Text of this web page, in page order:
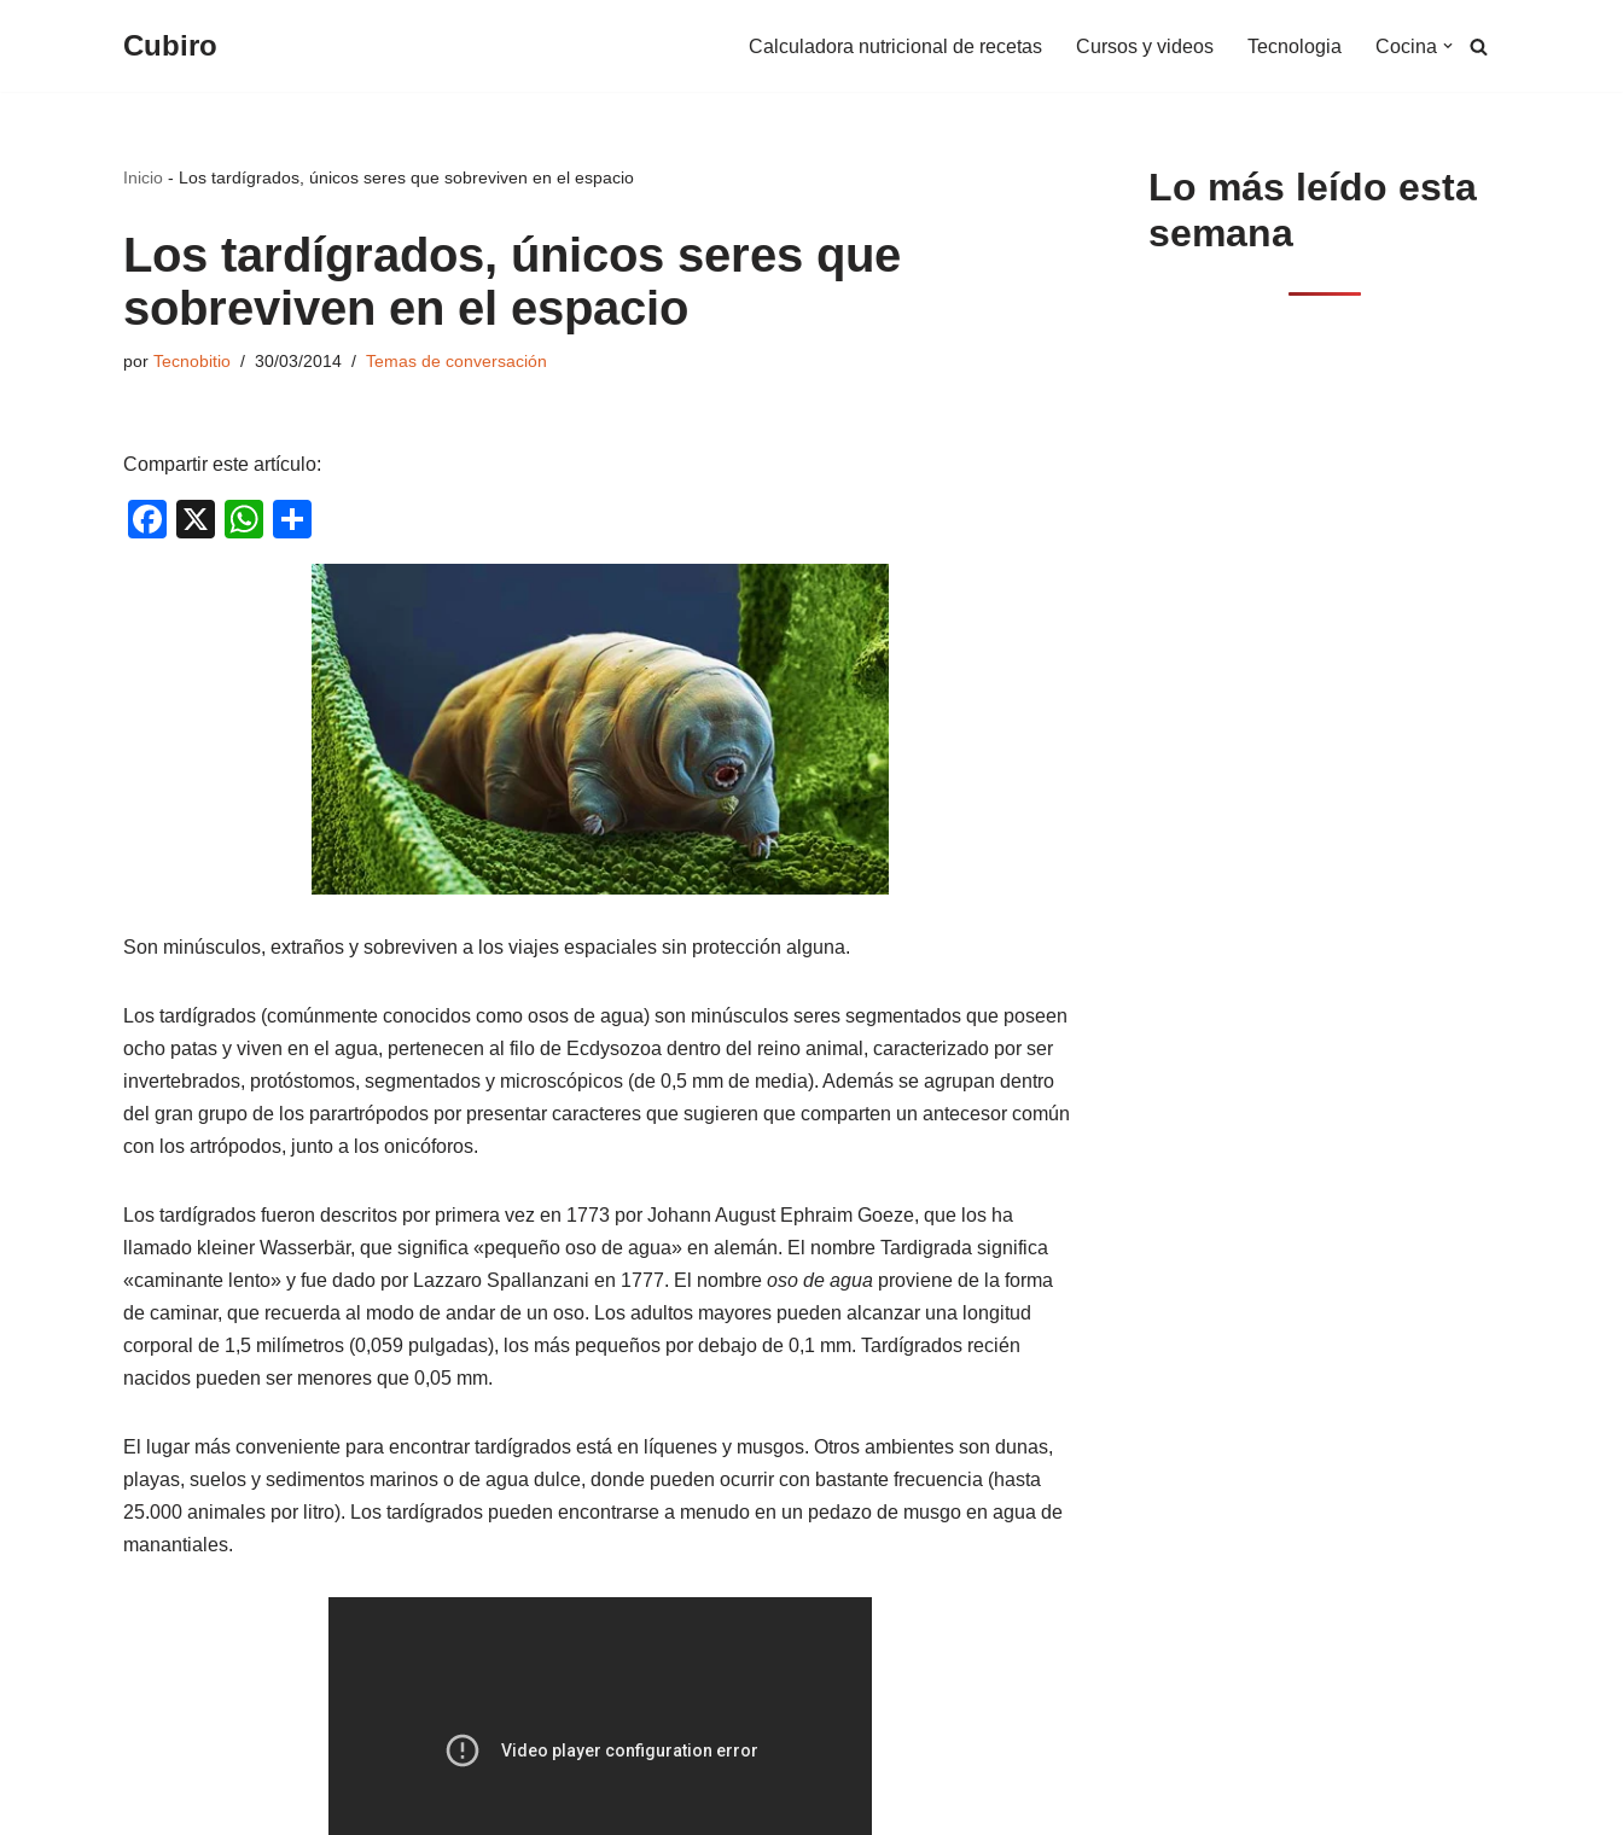
Cubiro Calculadora nutricional de recetas Cursos y videos Tecnologia Cocina
Inicio - Los tardígrados, únicos seres que sobreviven en el espacio
Los tardígrados, únicos seres que
sobreviven en el espacio
por Tecnobitio 30/03/2014 Temas de conversación
Compartir este artículo:
F
X
W
o
m
p
ar
tir
Son minúsculos, extraños y sobreviven a los viajes espaciales sin protección alguna.
Los tardígrados (comúnmente conocidos como osos de agua) son minúsculos seres segmentados que poseen
ocho patas y viven en el agua, pertenecen al filo de Ecdysozoa dentro del reino animal, caracterizado por ser
invertebrados, protóstomos, segmentados y microscópicos (de 0,5 mm de media). Además se agrupan dentro
del gran grupo de los parartrópodos por presentar caracteres que sugieren que comparten un antecesor común
con los artrópodos, junto a los onicóforos.
Los tardígrados fueron descritos por primera vez en 1773 por Johann August Ephraim Goeze, que los ha
llamado kleiner Wasserbär, que significa «pequeño oso de agua» en alemán. El nombre Tardigrada significa
«caminante lento» y fue dado por Lazzaro Spallanzani en 1777. El nombre oso de agua proviene de la forma
de caminar, que recuerda al modo de andar de un oso. Los adultos mayores pueden alcanzar una longitud
corporal de 1,5 milímetros (0,059 pulgadas), los más pequeños por debajo de 0,1 mm. Tardígrados recién
nacidos pueden ser menores que 0,05 mm.
El lugar más conveniente para encontrar tardígrados está en líquenes y musgos. Otros ambientes son dunas,
playas, suelos y sedimentos marinos o de agua dulce, donde pueden ocurrir con bastante frecuencia (hasta
25.000 animales por litro). Los tardígrados pueden encontrarse a menudo en un pedazo de musgo en agua de
manantiales.
Lo más leído esta
semana